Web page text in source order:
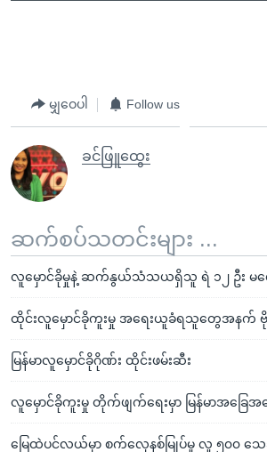
မျှဝေပါ Follow us
ခင်ဖြူထွေး
ဆက်စပ်သတင်းများ ...
လူမှောင်ခိုမှုနဲ့ ဆက်နွယ်သံသယရှိသူ ရဲ ၁၂ ဦး မလေ
ထိုင်းလူမှောင်ခိုကူးမှု အရေးယူခံရသူတွေအနက် ဗို
မြန်မာလူမှောင်ခိုဂိုဏ်း ထိုင်းဖမ်းဆီး
လူမှောင်ခိုကူးမှု တိုက်ဖျက်ရေးမှာ မြန်မာအခြေ
မြေထဲပင်လယ်မှာ စက်လှေနစ်မြုပ်မှု လူ ၅၀၀ သ